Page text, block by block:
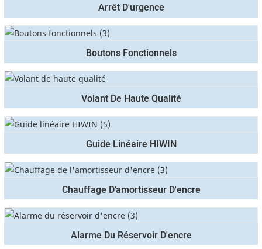
Arrêt D'urgence
Boutons Fonctionnels
Volant De Haute Qualité
Guide Linéaire HIWIN
Chauffage D'amortisseur D'encre
Alarme Du Réservoir D'encre